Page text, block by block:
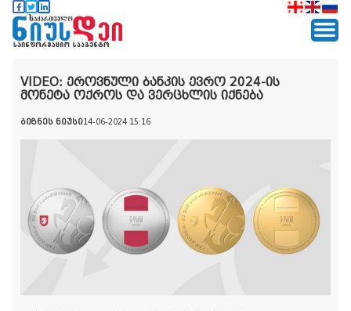
VIDEO: ეროვნული ბანკის ევრო 2024-ის
მონეტა ოქროს და ვერცხლის იქნება
ბიზნეს ნიუსი14-06-2024 15:16